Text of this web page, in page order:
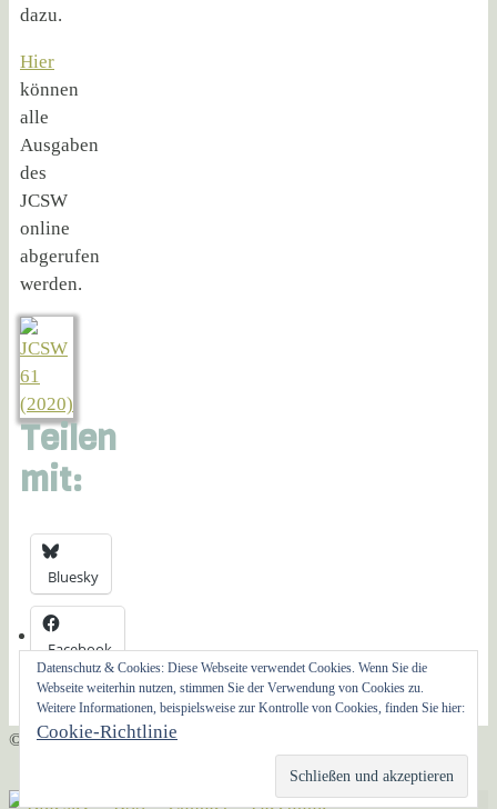
dazu.
Hier
können
alle
Ausgaben
des
JCSW
online
abgerufen
werden.
Teilen
mit:
Bluesky
Facebook
© AG Christliche Sozialethik 2021
&WordPress.
Datenschutz & Cookies: Diese Webseite verwendet Cookies. Wenn Sie die
Webseite weiterhin nutzen, stimmen Sie der Verwendung von Cookies zu.
Weitere Informationen, beispielsweise zur Kontrolle von Cookies, finden Sie hier:
Cookie-Richtlinie